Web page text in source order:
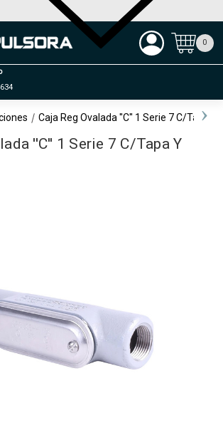
0
Caja Reg Ovalada ''C'' 1 Serie 7 C/Tapa Y
''C'' 1 Serie 7 C/Tapa Y